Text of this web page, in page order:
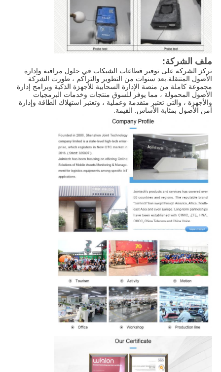
ملف الشركة:
تركز الشركة على توفير قطاعات الشبكات في حلول مراقبة وإدارة
الأصول المتنقلة.بعد سنوات من التطوير والتراكم ، طورت الشركة
مجموعة كاملة من منصة الإدارة السحابية للأجهزة الذكية وبرامج إدارة
الأصول المحمولة ، مما يوفر للسوق منتجات وخدمات البرمجيات
والأجهزة ، والتي تعتبر متقدمة وعملية ، وتعتبر استهلاك الطاقة وإدارة
أمن الأصول بمثابة الأساس. القيمة.